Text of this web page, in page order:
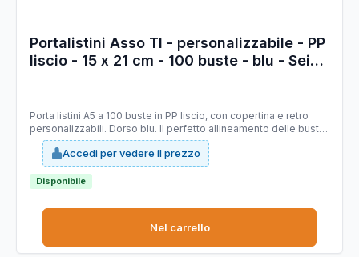
Portalistini Asso TI - personalizzabile - PP
liscio - 15 x 21 cm - 100 buste - blu - Sei
Porta listini A5 a 100 buste in PP liscio, con copertina e retro
personalizzabili. Dorso blu. Il perfetto allineamento delle buste
e la particolare saldatura facilitano la consultazione. Formato
contenuto 150x210mm. Ideale per menù, libretti dei canti etc.
Accedi per vedere il prezzo
Disponibile
Nel carrello